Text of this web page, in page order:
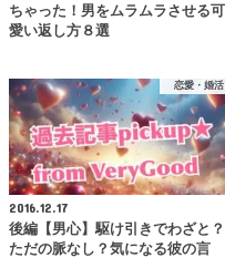
ちゃった！男をムラムラさせる可
愛い返し方８選
恋愛・婚活
2016.12.17
後編【男心】駆け引きでわざと？
ただの脈なし？気になる彼の言